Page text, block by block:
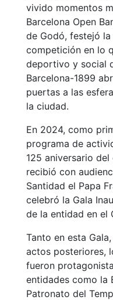
vivido momentos
Barcelona Open
de Godó, festejó
competición en lo
deportivo y social
Barcelona-1899
puertas a las
la ciudad.
En 2024, como
programa de
125 aniversario
recibió con
Santidad el Papa
celebró la Gala
de la entidad en el
Tanto en esta
actos posteriores,
fueron
entidades como la
Patronato del